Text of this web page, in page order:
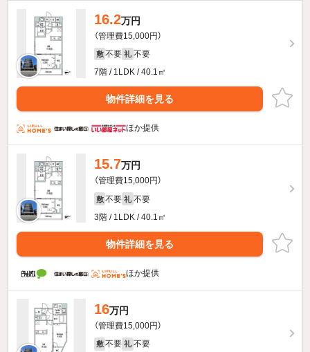
16.2万円
（管理費15,000円）
敷 不要 礼 不要
7階 / 1LDK / 40.1㎡
物件詳細を見る
ほか提供
15.7万円
（管理費15,000円）
敷 不要 礼 不要
3階 / 1LDK / 40.1㎡
物件詳細を見る
ほか提供
16万円
（管理費15,000円）
敷 不要 礼 不要